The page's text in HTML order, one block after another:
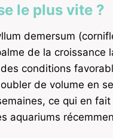
le plus vite ?
demersum
de la croissance
conditions
de volume en
ce qui en fait
aquariums